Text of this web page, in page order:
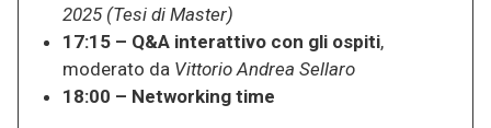
2025 (Tesi di Master)
17:15 – Q&A interattivo con gli ospiti,
moderato da Vittorio Andrea Sellaro
18:00 – Networking time